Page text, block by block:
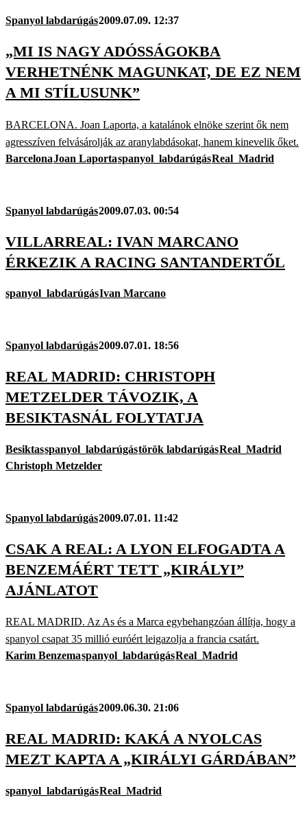
Spanyol labdarúgás2009.07.09. 12:37
„MI IS NAGY ADÓSSÁGOKBA
VERHETNÉNK MAGUNKAT, DE EZ NEM
A MI STÍLUSUNK”
BARCELONA. Joan Laporta, a katalánok elnöke szerint ők nem
agresszíven felvásárolják az aranylabdásokat, hanem kinevelik őket.
BarcelonaJoan Laportaspanyol_labdarúgásReal_Madrid
Spanyol labdarúgás2009.07.03. 00:54
VILLARREAL: IVAN MARCANO
ÉRKEZIK A RACING SANTANDERTŐL
spanyol_labdarúgásIvan Marcano
Spanyol labdarúgás2009.07.01. 18:56
REAL MADRID: CHRISTOPH
METZELDER TÁVOZIK, A
BESIKTASNÁL FOLYTATJA
Besiktasspanyol_labdarúgástörök labdarúgásReal_Madrid
Christoph Metzelder
Spanyol labdarúgás2009.07.01. 11:42
CSAK A REAL: A LYON ELFOGADTA A
BENZEMÁÉRT TETT „KIRÁLYI”
AJÁNLATOT
REAL MADRID. Az As és a Marca egybehangzóan állítja, hogy a
spanyol csapat 35 millió euróért leigazolja a francia csatárt.
Karim Benzemaspanyol_labdarúgásReal_Madrid
Spanyol labdarúgás2009.06.30. 21:06
REAL MADRID: KAKÁ A NYOLCAS
MEZT KAPTA A „KIRÁLYI GÁRDÁBAN”
spanyol_labdarúgásReal_Madrid